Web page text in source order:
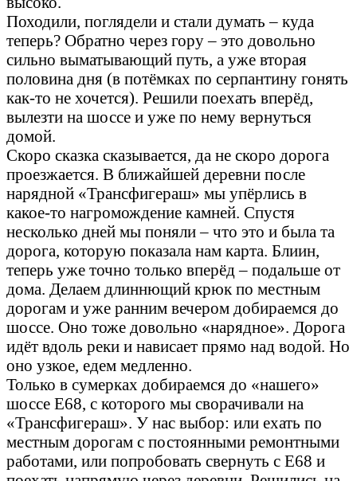
Походили, поглядели и стали думать – куда
теперь? Обратно через гору – это довольно
сильно выматывающий путь, а уже вторая
половина дня (в потёмках по серпантину гонять
как-то не хочется). Решили поехать вперёд,
вылезти на шоссе и уже по нему вернуться
домой.
Скоро сказка сказывается, да не скоро дорога
проезжается. В ближайшей деревни после
нарядной «Трансфигераш» мы упёрлись в
какое-то нагромождение камней. Спустя
несколько дней мы поняли – что это и была та
дорога, которую показала нам карта. Блиин,
теперь уже точно только вперёд – подальше от
дома. Делаем длиннющий крюк по местным
дорогам и уже ранним вечером добираемся до
шоссе. Оно тоже довольно «нарядное». Дорога
идёт вдоль реки и нависает прямо над водой. Но
оно узкое, едем медленно.
Только в сумерках добираемся до «нашего»
шоссе Е68, с которого мы сворачивали на
«Трансфигераш». У нас выбор: или ехать по
местным дорогам с постоянными ремонтными
работами, или попробовать свернуть с Е68 и